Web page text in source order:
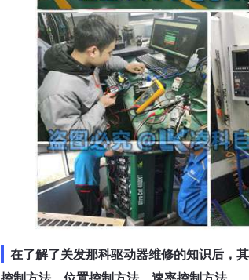
在了解了关发那科驱动器维修的知识后，